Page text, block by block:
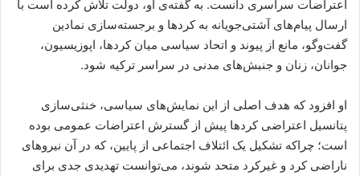
اعتراضات سراسری دانست. به گفته‌ی او، دولت تلاش کرده است با
ارسال پیام‌های آشتی‌جویانه به کردها و برجسته‌سازی نمادین
گفت‌وگو، مانع از پیوند و اتحاد سیاسی میان کردها، اپوزیسیون،
جوانان، زنان و جنبش‌های مدنی در سراسر ترکیه شود.
او افزود که هدف اصلی از این نمایش‌های سیاسی، خنثی‌سازی
پتانسیل اعتراضی کردها پیش از گسترش اعتراضات عمومی بوده
است؛ چراکه تشکیل یک ائتلاف اجتماعی از پایین، که در آن نیروهای
ناراضی کرد و غیرکرد متحد شوند، می‌توانست تهدیدی جدی برای